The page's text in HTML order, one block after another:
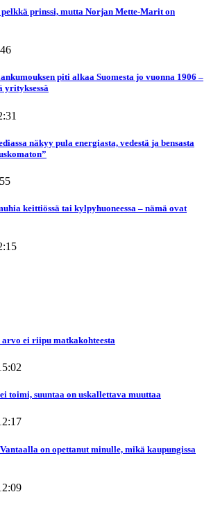
prinssi, mutta Norjan Mette-Marit on
piti alkaa Suomesta jo vuonna 1906 –
yrityksessä
näkyy pula energiasta, vedestä ja bensasta
keittiössä tai kylpyhuoneessa – nämä ovat
ei riipu matkakohteesta
toimi, suuntaa on uskallettava muuttaa
on opettanut minulle, mikä kaupungissa